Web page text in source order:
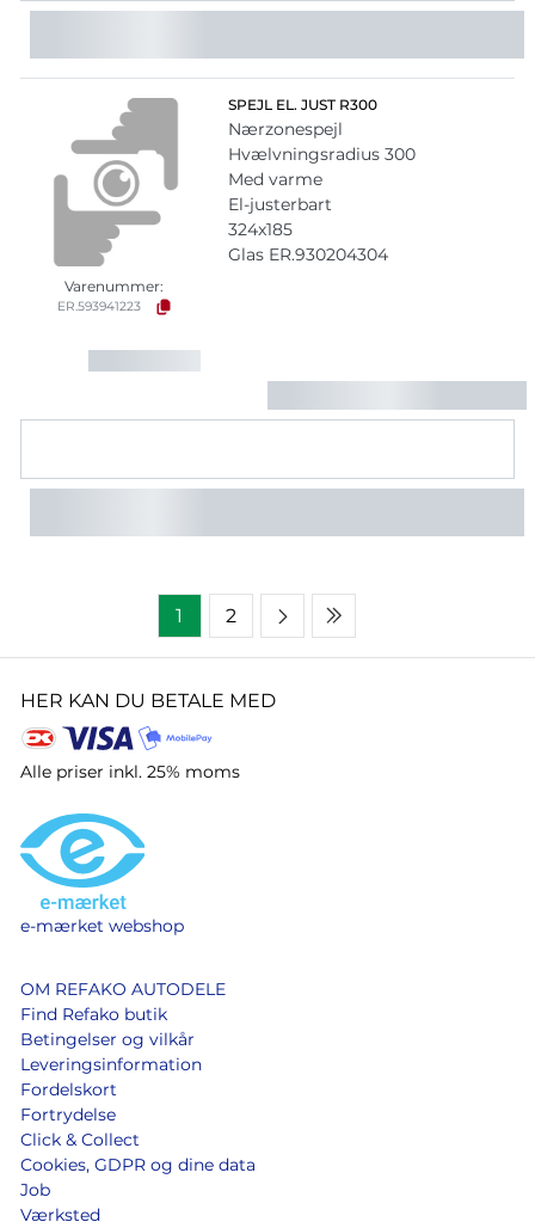
Varenummer:
ER.593941223
SPEJL EL. JUST R300
Nærzonespejl
Hvælvningsradius 300
Med varme
El-justerbart
324x185
Glas ER.930204304
1 2
HER KAN DU BETALE MED
Alle priser inkl. 25% moms
e-mærket webshop
OM REFAKO AUTODELE
Find Refako butik
Betingelser og vilkår
Leveringsinformation
Fordelskort
Fortrydelse
Click & Collect
Cookies, GDPR og dine data
Job
Værksted